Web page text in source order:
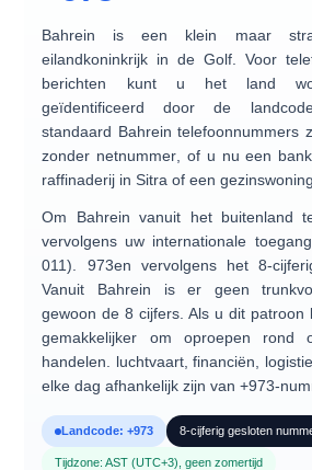
Bahrein is een klein maar
eilandkoninkrijk in de Golf. Voor
berichten kunt u het land
geïdentificeerd door de
standaard Bahrein telefoonnummers
zonder netnummer , of u nu een
raffinaderij in Sitra of een
Om Bahrein vanuit het buitenland
vervolgens uw internationale
011). 973en vervolgens het 8-
Vanuit Bahrein is er geen
gewoon de 8 cijfers. Als u dit patroon
gemakkelijker om oproepen
handelen. luchtvaart, financiën,
elke dag afhankelijk zijn van +973-
Landcode: +973 8-cijferig gesloten
Tijdzone: AST (UTC+3), geen zomertijd